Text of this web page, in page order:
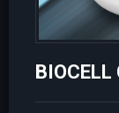
BIOCELL